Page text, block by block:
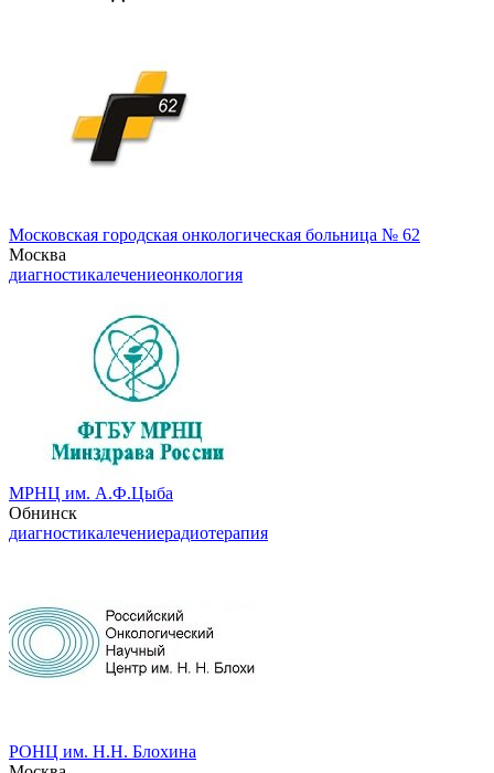
Московская городская онкологическая больница № 62
Москва
диагностикалечениеонкология
МРНЦ им. А.Ф.Цыба
Обнинск
диагностикалечениерадиотерапия
РОНЦ им. Н.Н. Блохина